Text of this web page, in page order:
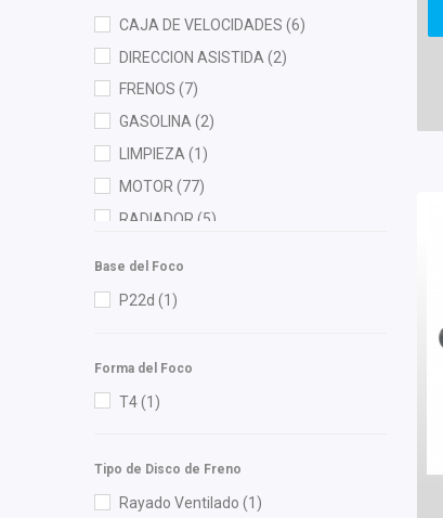
Diforza(4)
Dynamik(2)
Euroespaña
Febi(2)
FP(2)
Fritec(7)
Gates(3)
(3)
Ina(2)
Injektion Fuel Systems
Interfil(3)
ISAKA(2)
CAJA DE VELOCIDADES (6)
DIRECCION ASISTIDA (2)
FRENOS (7)
GASOLINA (2)
LIMPIEZA (1)
MOTOR (77)
RADIADOR (5)
Base del Foco
P22d (1)
Forma del Foco
T4(1)
Tipo de Disco de Freno
Rayado Ventilado (1)